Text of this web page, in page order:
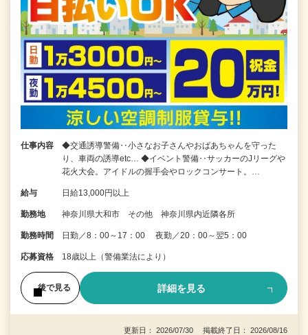
仕事内容
◆交通誘導警備‥小さなお子さんやおばあちゃんを守った
り、車両の誘導etc… ◆イベント警備‥サッカーのJリーグや
花火大会。アイドルの握手会やロックコンサート。…
給与 日給13,000円以上
勤務地 神奈川県大和市 その他 神奈川県内近隣各所
勤務時間 日勤／8：00～17：00 夜勤／20：00～翌5：00
応募資格 18歳以上（警備業法により）
後で見る 詳細を見る
更新日： 2026/07/30 掲載終了日： 2026/08/16